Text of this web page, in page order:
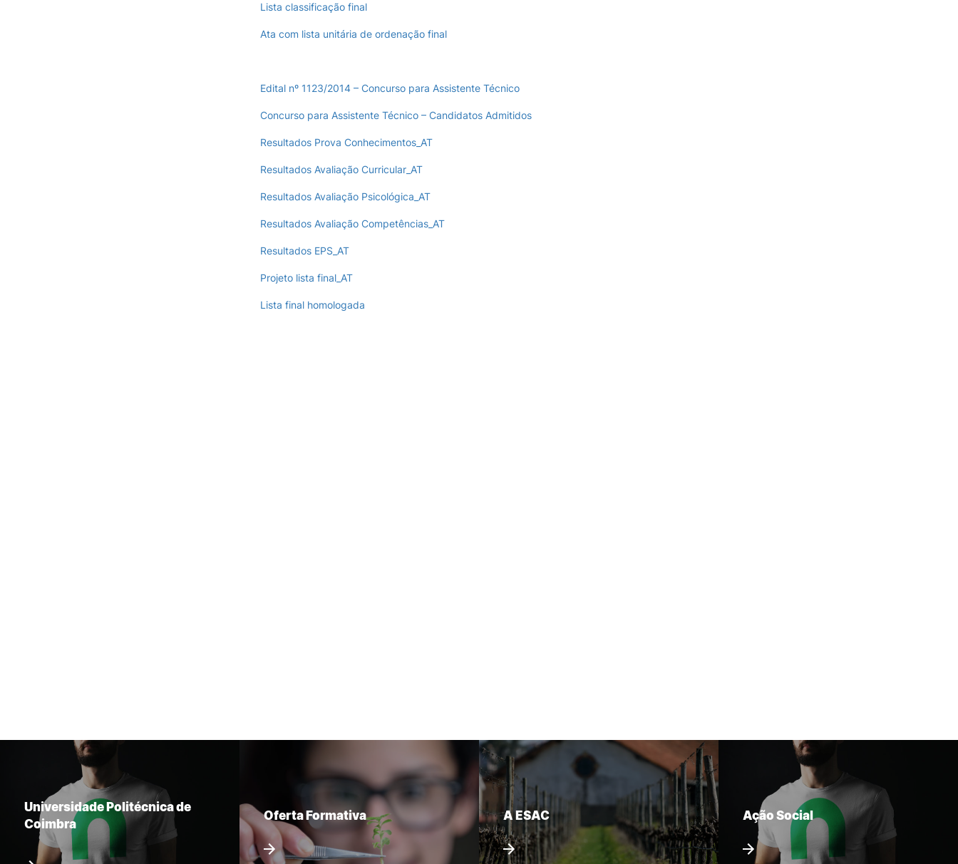
Lista classificação final
Ata com lista unitária de ordenação final
Edital nº 1123/2014 – Concurso para Assistente Técnico
Concurso para Assistente Técnico – Candidatos Admitidos
Resultados Prova Conhecimentos_AT
Resultados Avaliação Curricular_AT
Resultados Avaliação Psicológica_AT
Resultados Avaliação Competências_AT
Resultados EPS_AT
Projeto lista final_AT
Lista final homologada
Universidade Politécnica de
Coimbra
Oferta Formativa A ESAC Ação Social